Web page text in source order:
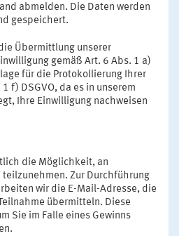
abmelden. Die Daten werden
gespeichert.
Übermittlung unserer
gemäß Art. 6 Abs. 1 a)
für die Protokollierung Ihrer
f) DSGVO, da es in unserem
Ihre Einwilligung nachweisen
die Möglichkeit, an
teilzunehmen. Zur Durchführung
wir die E-Mail-Adresse, die
übermitteln. Diese
Sie im Falle eines Gewinns